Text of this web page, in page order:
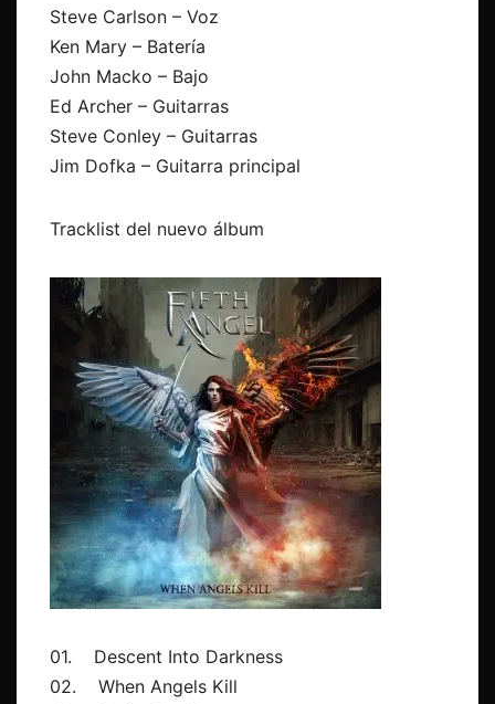
Steve Carlson – Voz
Ken Mary – Batería
John Macko – Bajo
Ed Archer – Guitarras
Steve Conley – Guitarras
Jim Dofka – Guitarra principal
Tracklist del nuevo álbum
01. Descent Into Darkness
02. When Angels Kill